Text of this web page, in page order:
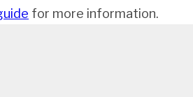
for more information.